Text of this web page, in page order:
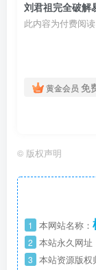
此内容为付费阅
黄金会员 免
© 版权声明
1 本网站名称：
2 本站永久网址
3 本站资源版权